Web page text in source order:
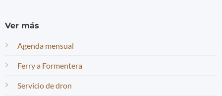
Ver más
Agenda mensual
Ferry a Formentera
Servicio de dron